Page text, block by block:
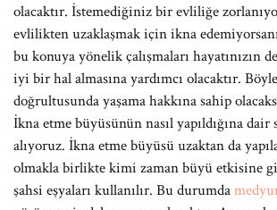
olacaktır. İstemediğiniz bir evliliğe
evlilikten uzaklaşmak için ikna
bu konuya yönelik çalışmaları hayatınızın
iyi bir hal almasına yardımcı olacaktır.
doğrultusunda yaşama hakkına sahip
İkna etme büyüsünün nasıl yapıldığına dair
alıyoruz. İkna etme büyüsü uzaktan da
olmakla birlikte kimi zaman büyü etkisine
şahsi eşyaları kullanılır. Bu durumda